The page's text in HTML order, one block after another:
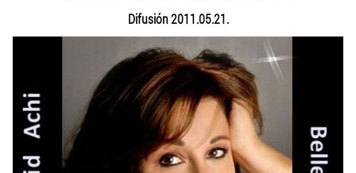
Difusión 2011.05.21.